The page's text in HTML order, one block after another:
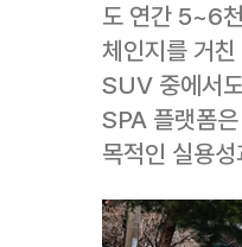
도 연간 5~6
체인지를 거
SUV 중에서
SPA 플랫폼
목적인 실용